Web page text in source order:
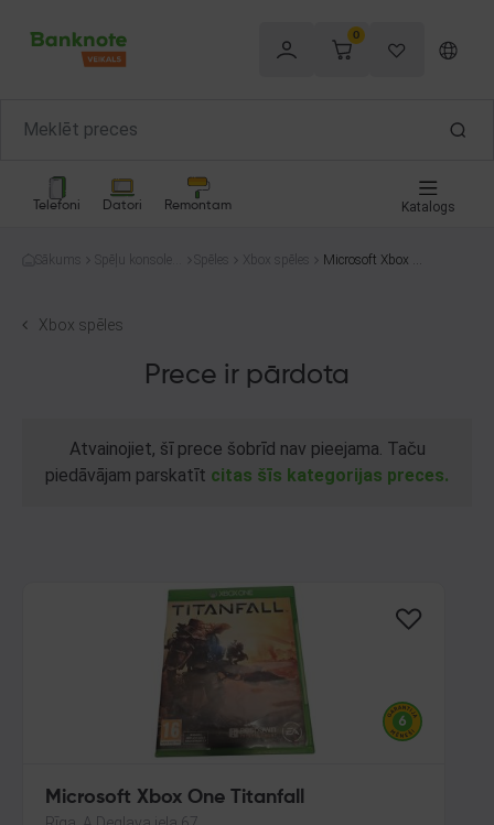
0
Telefoni Datori Remontam Katalogs
Sākums
Spēļu konsoles
Spēles Xbox spēles
Microsoft Xbox O
Xbox spēles
Prece ir pārdota
Atvainojiet, šī prece šobrīd nav pieejama. Taču
piedāvājam parskatīt citas šīs kategorijas preces.
Microsoft Xbox One Titanfall